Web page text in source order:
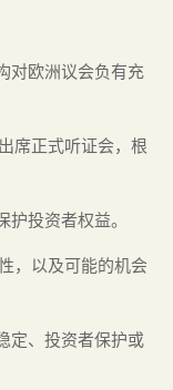
对欧洲议会负有充
席正式听证会，根
投资者权益。
，以及可能的机会
定、投资者保护或